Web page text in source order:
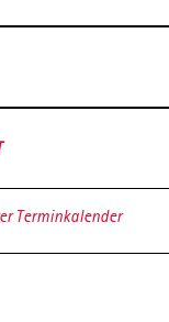
Terminkalender